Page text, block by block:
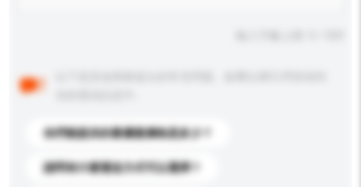
你們能提供的最優惠價格是多少？
請問有什麼運送方式可以選擇？